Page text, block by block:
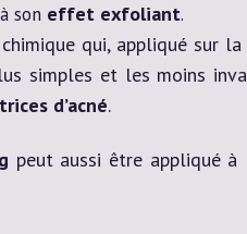
son effet exfoliant.
qui, appliqué sur
simples et les moins
d’acné.
peut aussi être appliqué